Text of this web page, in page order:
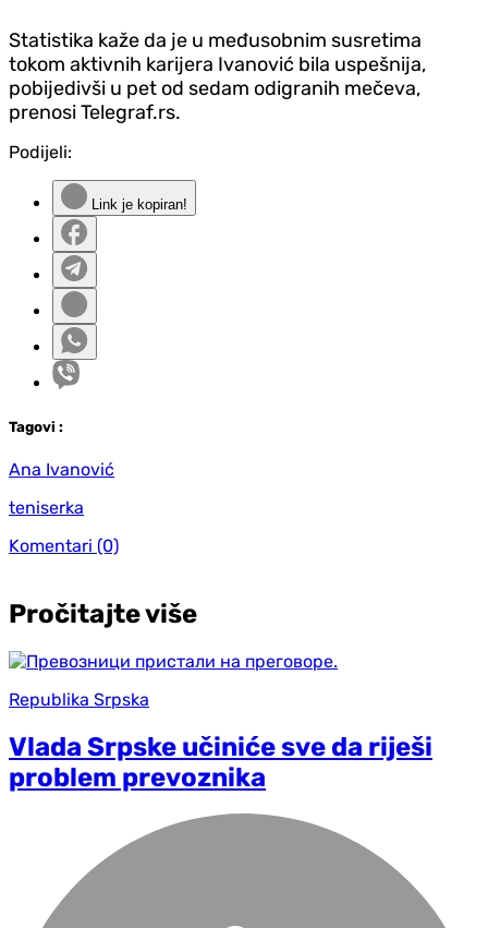
Statistika kaže da je u međusobnim susretima
tokom aktivnih karijera Ivanović bila uspešnija,
pobijedivši u pet od sedam odigranih mečeva,
prenosi Telegraf.rs.
Podijeli:
Link je kopiran!
Tagovi :
Ana Ivanović
teniserka
Komentari (0)
Pročitajte više
Republika Srpska
Vlada Srpske učiniće sve da riješi
problem prevoznika